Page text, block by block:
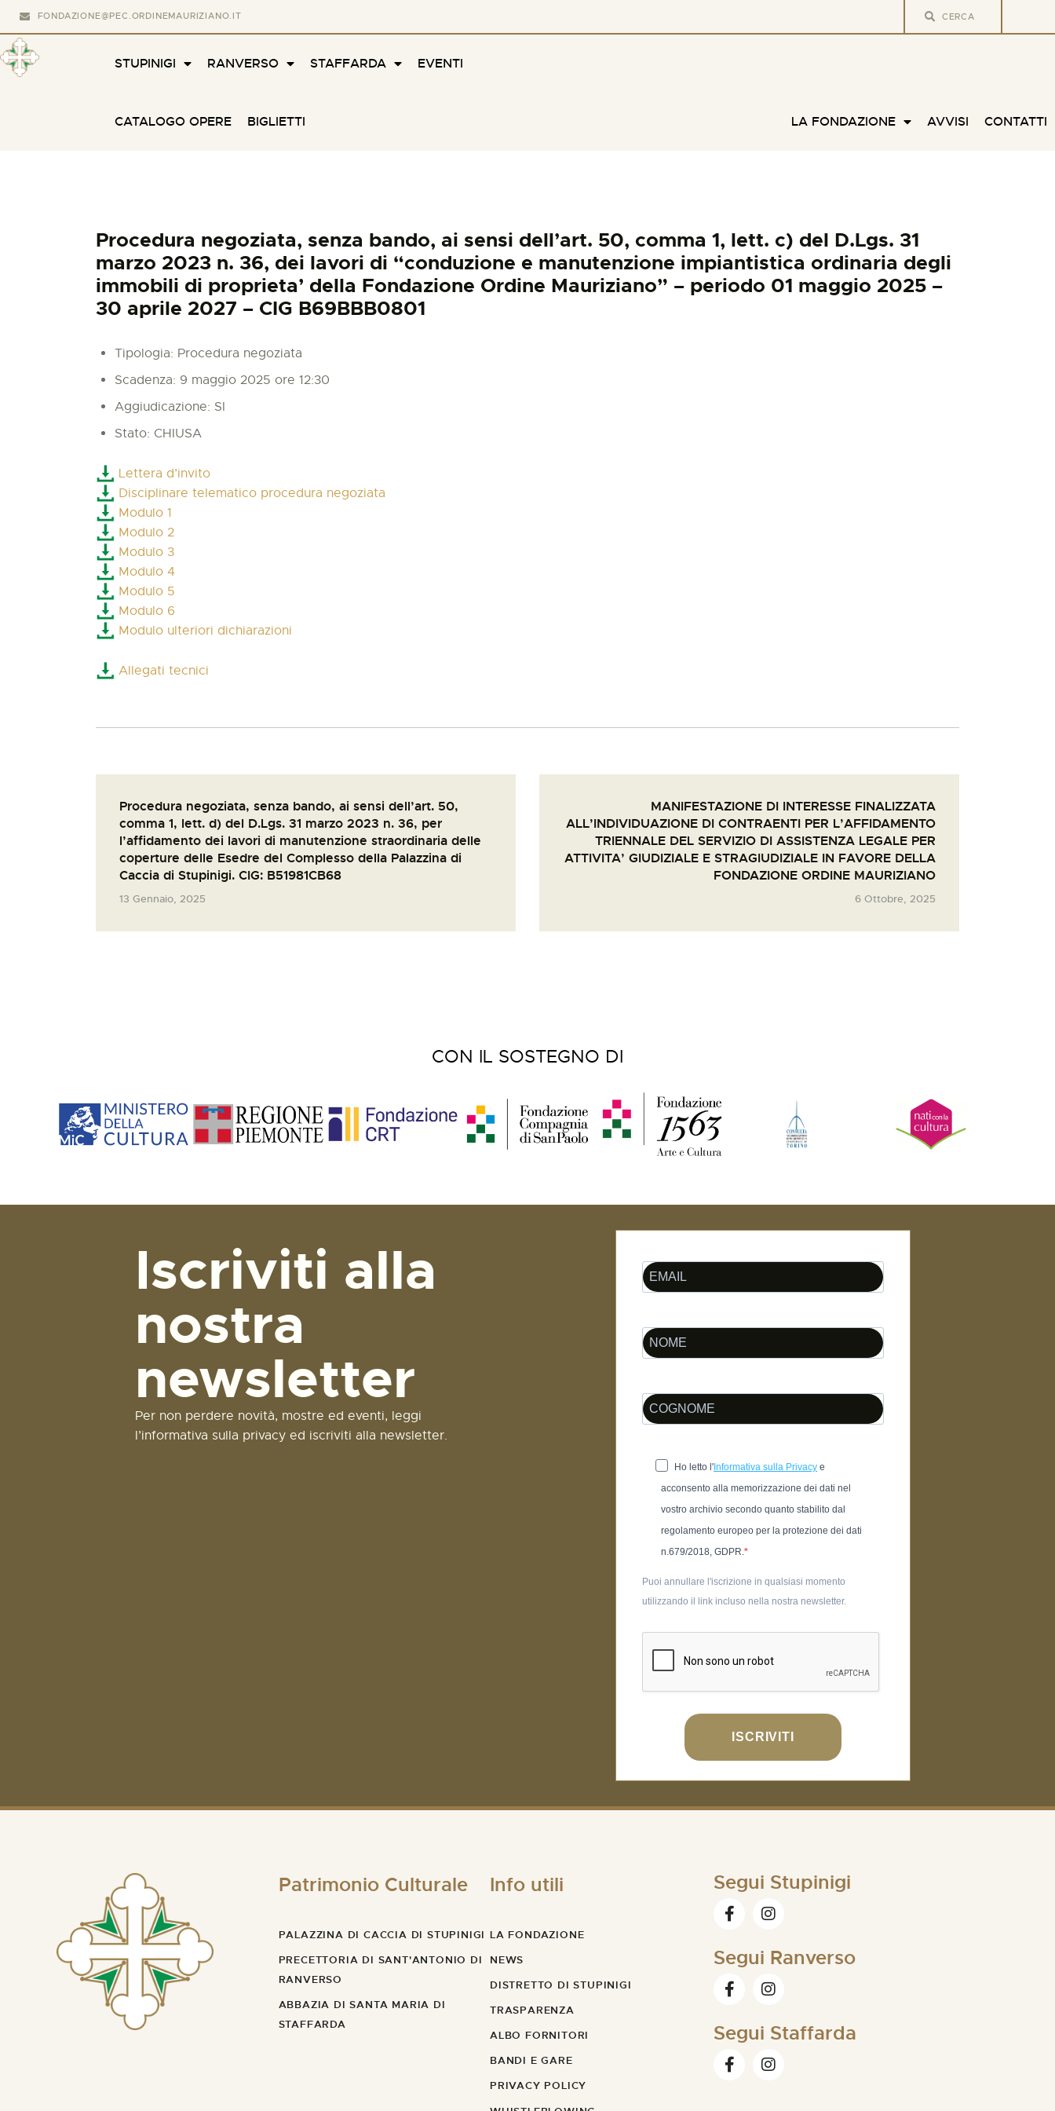
FONDAZIONE@PEC.ORDINEMAURIZIANO.IT
STUPINIGI RANVERSO STAFFARDA EVENTI
CATALOGO OPERE BIGLIETTI LA FONDAZIONE AVVISI CONTATTI
Procedura negoziata, senza bando, ai sensi dell’art. 50, comma 1, lett. c) del D.Lgs. 31
marzo 2023 n. 36, dei lavori di “conduzione e manutenzione impiantistica ordinaria degli
immobili di proprieta’ della Fondazione Ordine Mauriziano” – periodo 01 maggio 2025 –
30 aprile 2027 – CIG B69BBB0801
Tipologia: Procedura negoziata
Scadenza: 9 maggio 2025 ore 12:30
Aggiudicazione: SI
Stato: CHIUSA
Lettera d’invito
Disciplinare telematico procedura negoziata
Modulo 1
Modulo 2
Modulo 3
Modulo 4
Modulo 5
Modulo 6
Modulo ulteriori dichiarazioni
Allegati tecnici
Procedura negoziata, senza bando, ai sensi dell’art. 50,
comma 1, lett. d) del D.Lgs. 31 marzo 2023 n. 36, per
l’affidamento dei lavori di manutenzione straordinaria delle
coperture delle Esedre del Complesso della Palazzina di
Caccia di Stupinigi. CIG: B51981CB68
13 Gennaio, 2025
MANIFESTAZIONE DI INTERESSE FINALIZZATA
ALL’INDIVIDUAZIONE DI CONTRAENTI PER L’AFFIDAMENTO
TRIENNALE DEL SERVIZIO DI ASSISTENZA LEGALE PER
ATTIVITA’ GIUDIZIALE E STRAGIUDIZIALE IN FAVORE DELLA
FONDAZIONE ORDINE MAURIZIANO
6 Ottobre, 2025
CON IL SOSTEGNO DI
Iscriviti alla
nostra
newsletter
Per non perdere novità, mostre ed eventi, leggi
l’informativa sulla privacy ed iscriviti alla newsletter.
Ho letto l'Informativa sulla Privacy e
acconsento alla memorizzazione dei dati nel
vostro archivio secondo quanto stabilito dal
regolamento europeo per la protezione dei dati
n.679/2018, GDPR.
Puoi annullare l'iscrizione in qualsiasi momento
utilizzando il link incluso nella nostra newsletter.
ISCRIVITI
Patrimonio Culturale
PALAZZINA DI CACCIA DI STUPINIGI
PRECETTORIA DI SANT'ANTONIO DI
RANVERSO
ABBAZIA DI SANTA MARIA DI
STAFFARDA
Info utili
LA FONDAZIONE
NEWS
DISTRETTO DI STUPINIGI
TRASPARENZA
ALBO FORNITORI
BANDI E GARE
PRIVACY POLICY
Segui Stupinigi
Segui Ranverso
Segui Staffarda